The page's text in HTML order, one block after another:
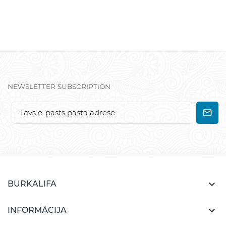
NEWSLETTER SUBSCRIPTION
BURKALIFA 
INFORMĀCIJA 